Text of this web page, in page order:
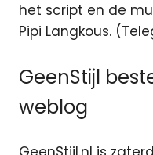
het script en de
Pipi Langkous.
GeenStijl
weblog